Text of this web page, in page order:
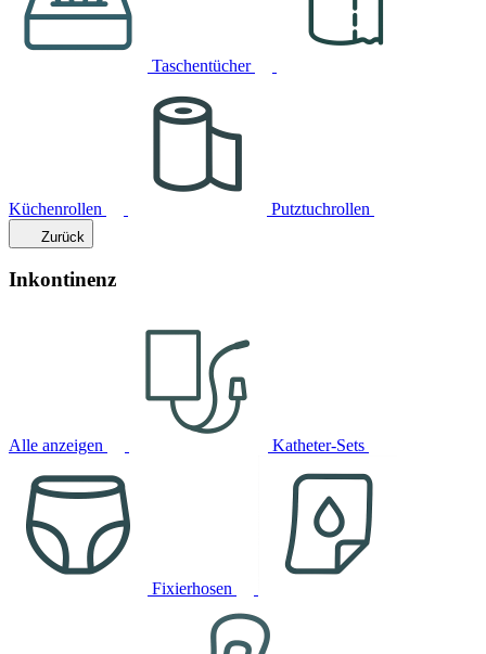
Taschentücher
Küchenrollen Putztuchrollen
Zurück
Inkontinenz
Alle anzeigen Katheter-Sets
Fixierhosen